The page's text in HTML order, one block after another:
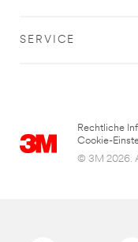
SERVICE
Rechtliche
Cookie-
© 3M 2026.